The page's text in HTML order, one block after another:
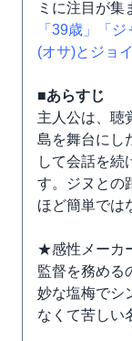
ミに注目が
「39歳」
「
(オサ)とジョイ
■あらすじ
主人公は、聴
島を舞台にし
して会話を続
す。ジヌとの
ほど簡単では
★感性メーカ
監督を務める
妙な塩梅でシ
なくて苦しい